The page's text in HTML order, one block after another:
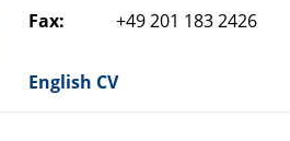
Fax:
+49 201 183 2426
English CV